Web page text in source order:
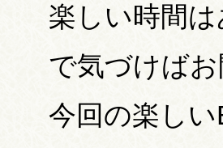
楽しい時間
で気づけば
今回の楽し